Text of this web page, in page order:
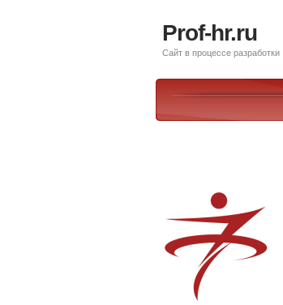
Prof-hr.ru
Сайт в процессе разработки